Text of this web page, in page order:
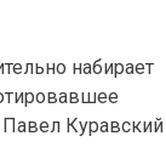
набирает
Павел Куравский